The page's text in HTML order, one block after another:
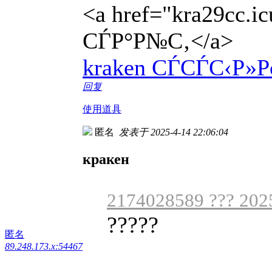
<a
СЃР°Р№С‚</a>
kraken
回复
使用道具
匿名
89.248.173.x:54467
匿名 发表于 2025-4-14 22:06:04
кракен
2174028589 ???
?????